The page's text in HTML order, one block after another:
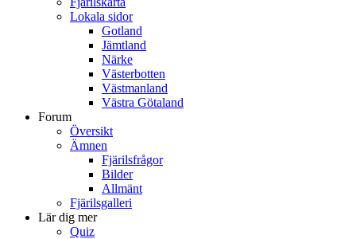
Lokala sidor
Gotland
Jämtland
Närke
Västerbotten
Västmanland
Västra Götaland
Forum
Översikt
Ämnen
Fjärilsfrågor
Bilder
Allmänt
Fjärilsgalleri
Lär dig mer
Quiz